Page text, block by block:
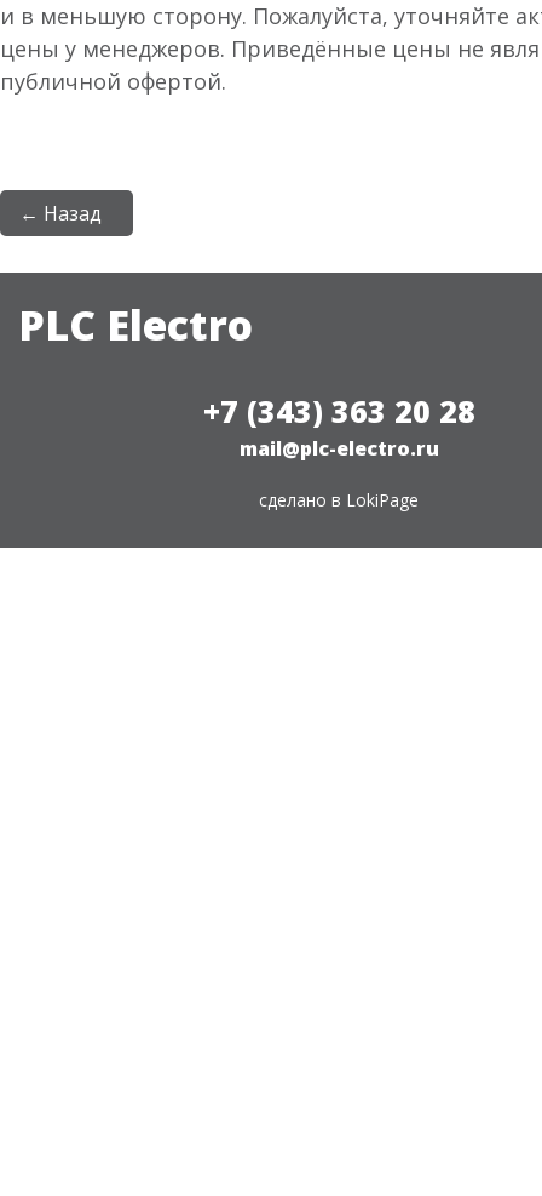
и в меньшую сторону. Пожалуйста, уточняйте
цены у менеджеров. Приведённые цены не
публичной офертой.
← Назад
PLC Electro
+7 (343) 363 20 28
mail@plc-electro.ru
сделано в LokiPage